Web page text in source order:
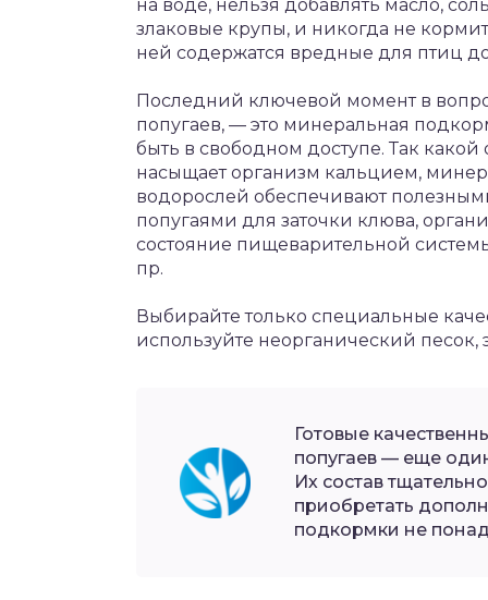
на воде, нельзя добавлять масло,
злаковые крупы, и никогда не
ней содержатся вредные для птиц
Последний ключевой момент в
попугаев, — это минеральная
быть в свободном доступе. Так
насыщает организм кальцием,
водорослей обеспечивают
попугаями для заточки клюва,
состояние пищеварительной
пр.
Выбирайте только специальные
используйте неорганический песок,
Готовые
попугаев — еще
Их состав
приобретать
подкормки не